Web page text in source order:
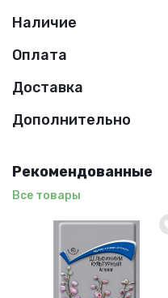
Наличие
Оплата
Доставка
Дополнительно
Рекомендованные
Все товары